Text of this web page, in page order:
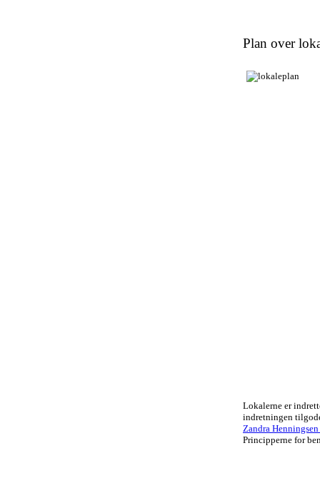
Plan over
Lokalerne er
indretningen
Zandra Henningsen
Principperne for